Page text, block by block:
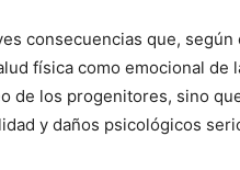
consecuencias que,
física como emocional de
de los progenitores, sino
y daños psicológicos